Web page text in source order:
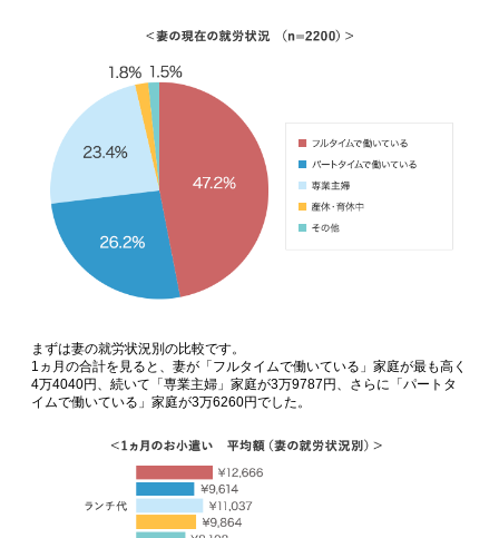
まずは妻の就労状況別の比較です。
1ヵ月の合計を見ると、妻が「フルタイムで働いている」家庭が最も高く
4万4040円、続いて「専業主婦」家庭が3万9787円、さらに「パートタ
イムで働いている」家庭が3万6260円でした。